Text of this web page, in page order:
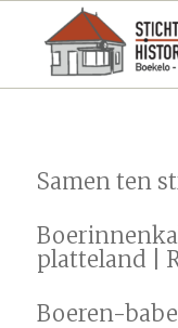
Samen ten
platteland |
Boeren-